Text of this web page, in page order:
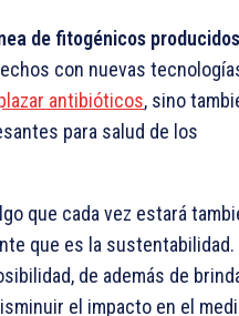
de fitogénicos producidos
con nuevas
antibióticos, sino
para salud de los
que cada vez estará
que es la sustentabilidad.
de además de
el impacto en el